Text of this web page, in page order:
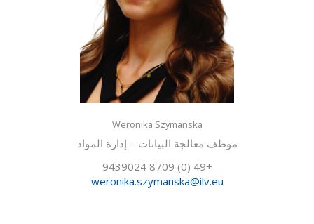
Weronika Szymanska
موظف معالجة البيانات – إدارة المواد
+49 (0) 8709 9439024
weronika.szymanska@ilv.eu